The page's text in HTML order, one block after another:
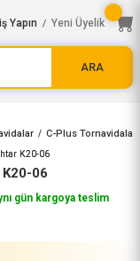
ARA
Yapın / Yeni Üyelik
C-Plus Tornavidalar
06
gün kargoya teslim